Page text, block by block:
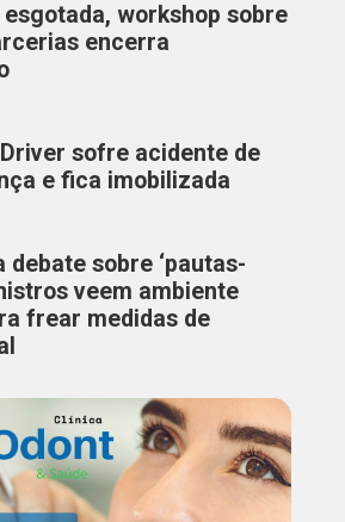
workshop sobre
encerra
sofre acidente de
e fica imobilizada
debate sobre ‘pautas-
veem ambiente
frear medidas de